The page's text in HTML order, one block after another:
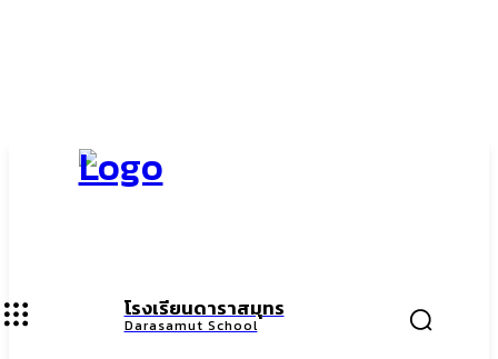
โรงเรียนดาราสมุทร
Darasamut School